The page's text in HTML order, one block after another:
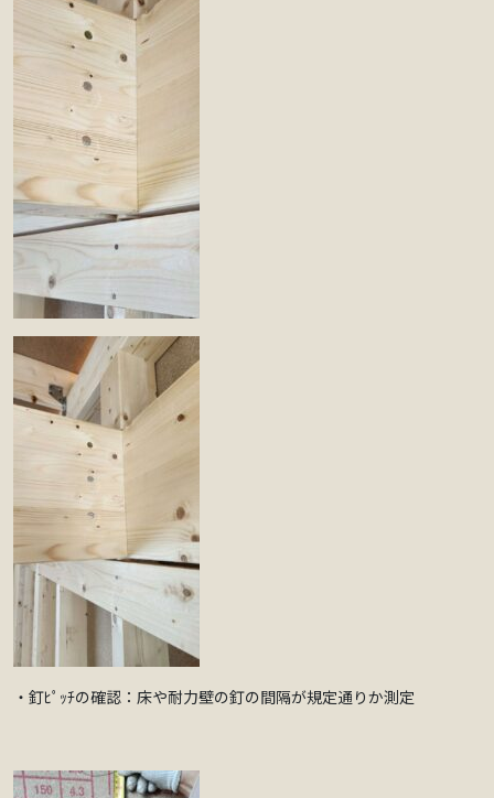
・釘ﾋﾟｯﾁの確認：床や耐力壁の釘の間隔が規定通りか測定